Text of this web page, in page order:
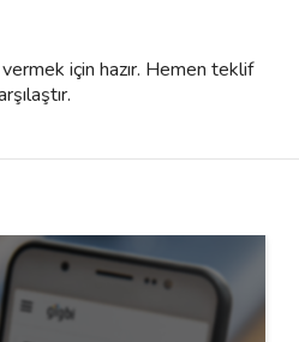
için hazır. Hemen teklif